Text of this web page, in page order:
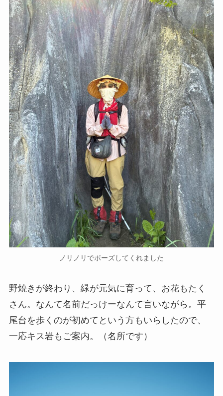
ノリノリでポーズしてくれました
野焼きが終わり、緑が元気に育って、お花もたく
さん。なんて名前だっけーなんて言いながら。平
尾台を歩くのが初めてという方もいらしたので、
一応キス岩もご案内。（名所です）